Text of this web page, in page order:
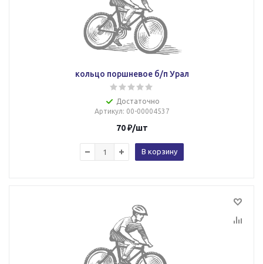
кольцо поршневое б/п Урал
Достаточно
Артикул: 00-00004537
70₽/шт
В корзину